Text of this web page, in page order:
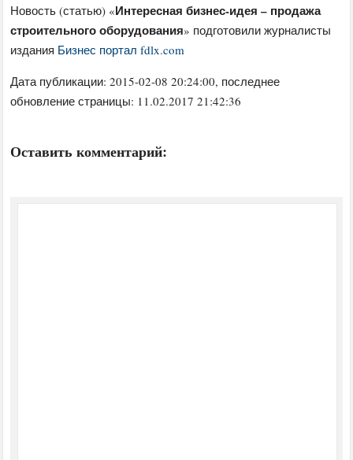
Новость (статью) «Интересная бизнес-идея – продажа
строительного оборудования» подготовили журналисты
издания Бизнес портал fdlx.com
Дата публикации:2015-02-08 20:24:00, последнее
обновление страницы: 11.02.2017 21:42:36
Оставить комментарий: